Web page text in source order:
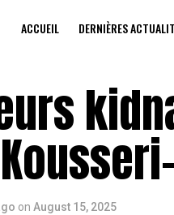
ACCUEIL DERNIÈRES
on August 15, 2025